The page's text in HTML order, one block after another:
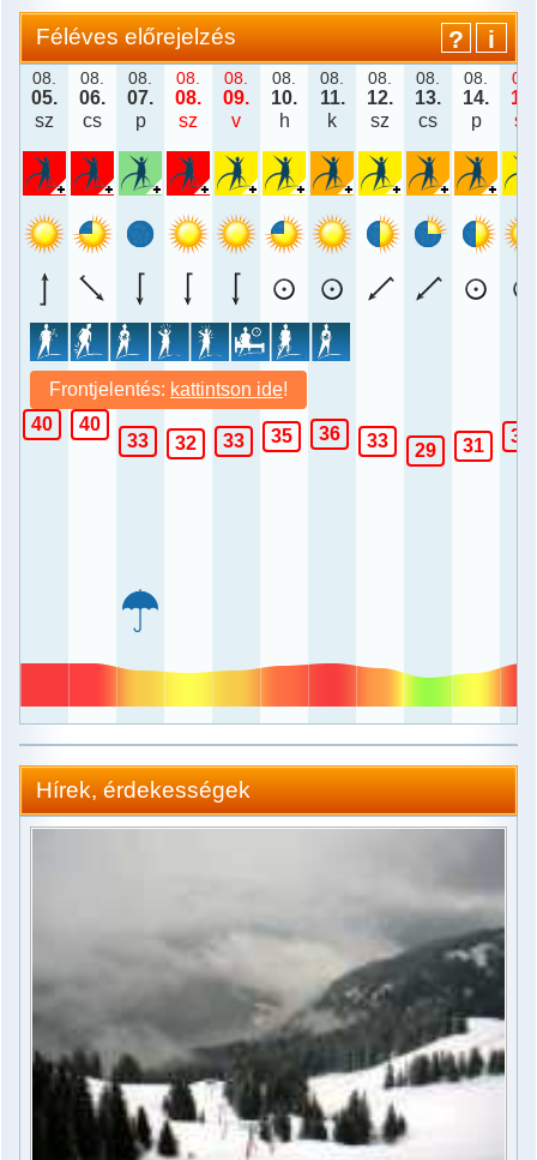
Féléves előrejelzés ? i
Hőmérséklet maximum
Anomália
08.
05.
sz
Frontjelentés: kattintson ide!
40
08.
06.
cs
40
08.
07.
p
33
08.
08.
sz
32
08.
09.
v
33
08.
10.
h
35
08.
11.
k
36
08.
12.
sz
33
08.
13.
cs
29
08.
14.
p
31
08.
15.
sz
35
Hírek, érdekességek